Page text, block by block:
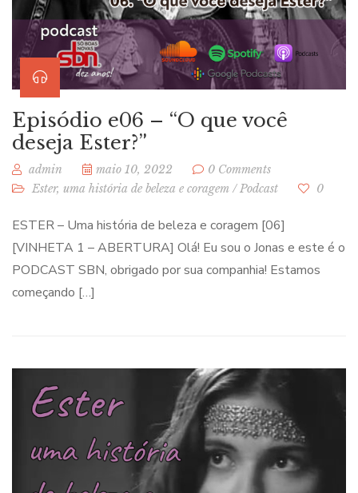
Episódio e06 – “O que você
deseja Ester?”
admin maio 10, 2022
0 Comments
Ester, uma história de beleza e coragem /Podcast 0
ESTER – Uma história de beleza e coragem [06]
[VINHETA 1 – ABERTURA] Olá! Eu sou o Jonas e este é o
PODCAST SBN, obrigado por sua companhia! Estamos
começando […]